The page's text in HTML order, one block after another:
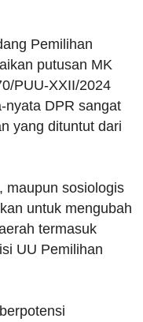
Pemilihan
putusan MK
PUU-XXII/2024
nyata DPR sangat
yang dituntut dari
maupun sosiologis
untuk mengubah
termasuk
UU Pemilihan